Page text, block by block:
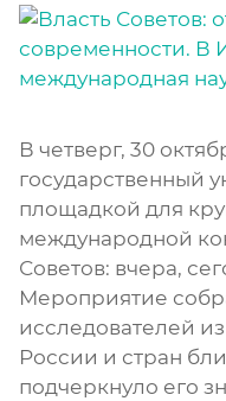
В четверг, 30
государственный
площадкой для
международной
Советов: вчера,
Мероприятие
исследователей
России и стран
подчеркнуло его